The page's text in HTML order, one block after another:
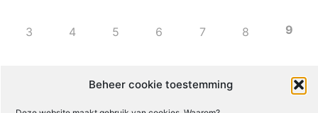
Beheer cookie toestemming
3 4 5 6 7 8 9
16